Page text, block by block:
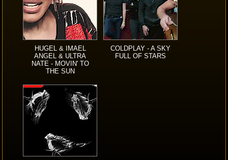
HUGEL & IMAEL
ANGEL & ULTRA
NATE - MOVIN' TO
THE SUN
COLDPLAY - A SKY
FULL OF STARS